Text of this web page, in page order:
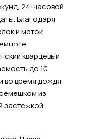
24-часовой
Благодаря
и меток
кварцевый
до 10
во время дождя
из
застежкой.